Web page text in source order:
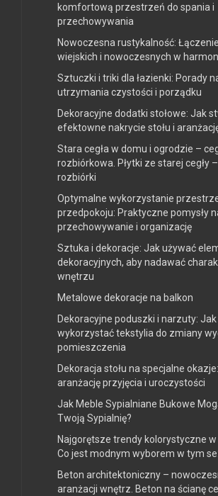
komfortową przestrzeń do spania i
przechowywania
Nowoczesna rustykalność:
wiejskich i nowoczesnych w
Sztuczki i triki dla łazienki: Porady
utrzymania czystości i porządku
Dekoracyjne dodatki stołowe: Jak
efektowne nakrycie stołu i
Stara cegła w domu i ogrodzie –
rozbiórkowa. Płytki ze starej cegły
rozbiórki
Optymalne wykorzystanie
przedpokoju: Praktyczne pomysły
przechowywanie i organizację
Sztuka i dekoracje: Jak używać
dekoracyjnych, aby nadawać
wnętrzu
Metalowe dekoracje na balkon
Dekoracyjne poduszki i narzuty: Jak
wykorzystać tekstylia do zmiany
pomieszczenia
Dekoracja stołu na specjalne
aranżację przyjęcia i uroczystości
Jak Meble Sypialniane Bukowe
Twoją Sypialnię?
Najgorętsze trendy kolorystyczne
Co jest modnym wyborem w tym
Beton architektoniczny –
aranżacji wnętrz. Beton na ścianę